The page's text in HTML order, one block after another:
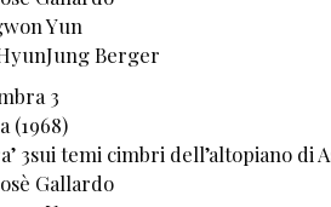
Yun
Berger
3
(1968)
3sui temi cimbri dell’altopiano di
Gallardo